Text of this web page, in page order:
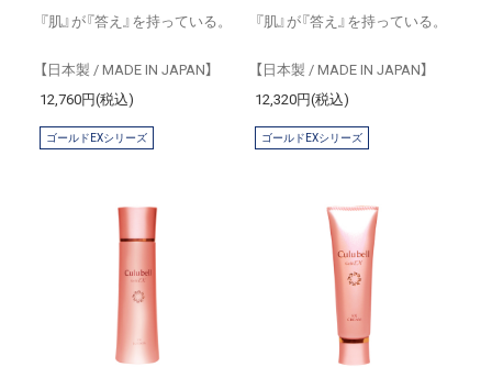
『肌』が『答え』を持っている。
【日本製 / MADE IN JAPAN】
12,760円(税込)
ゴールドEXシリーズ
『肌』が『答え』を持っている。
【日本製 / MADE IN JAPAN】
12,320円(税込)
ゴールドEXシリーズ